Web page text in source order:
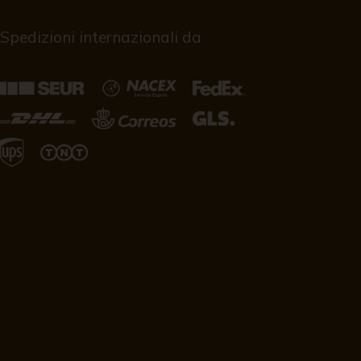
Spedizioni internazionali da